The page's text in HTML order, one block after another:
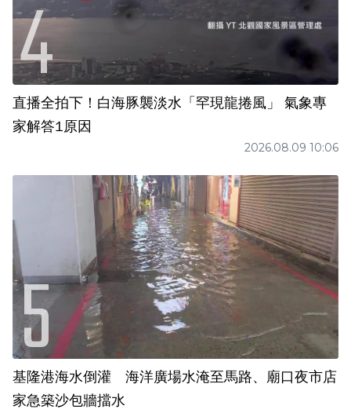
直播全拍下！白海豚襲淡水「罕現龍捲風」 氣象專
家解答1原因
2026.08.09 10:06
基隆港海水倒灌 海洋廣場水淹至馬路、廟口夜市店
家急築沙包牆擋水